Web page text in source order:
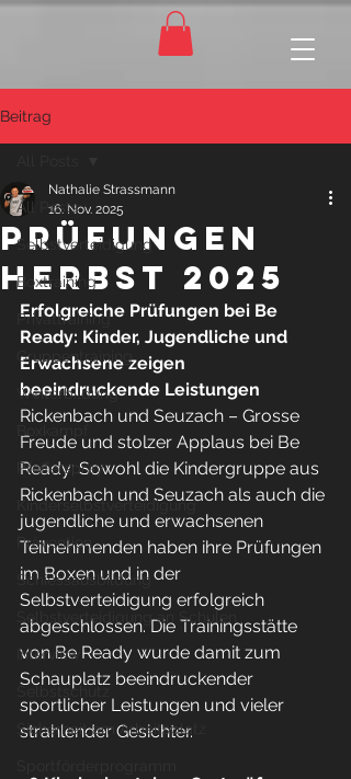
Beitrag
All Posts
Selbstverteidigung
Boxtraining
Privattraining
Gruppentraining
Weiterbildung
Pfefferspray
Kinderselbstverteidigung
Prävention
Schiessausbildung
Selbstverteidigung an Schulen
Interview
Selbstschutz
Sicherheit am Arbeitsplatz
Prüfungen
Herbst 2025
Nathalie Strassmann
16. Nov. 2025
Erfolgreiche Prüfungen bei Be
Ready: Kinder, Jugendliche und
Erwachsene zeigen
beeindruckende Leistungen
Rickenbach und Seuzach – Grosse
Freude und stolzer Applaus bei Be
Ready: Sowohl die Kindergruppe aus
Rickenbach und Seuzach als auch die
jugendliche und erwachsenen
Teilnehmenden haben ihre Prüfungen
im Boxen und in der
Selbstverteidigung erfolgreich
abgeschlossen. Die Trainingsstätte
von Be Ready wurde damit zum
Schauplatz beeindruckender
sportlicher Leistungen und vieler
strahlender Gesichter.